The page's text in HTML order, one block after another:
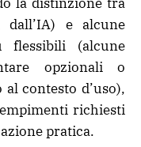
e alcune
(alcune
opzionali o
contesto d’uso),
richiesti
pratica.